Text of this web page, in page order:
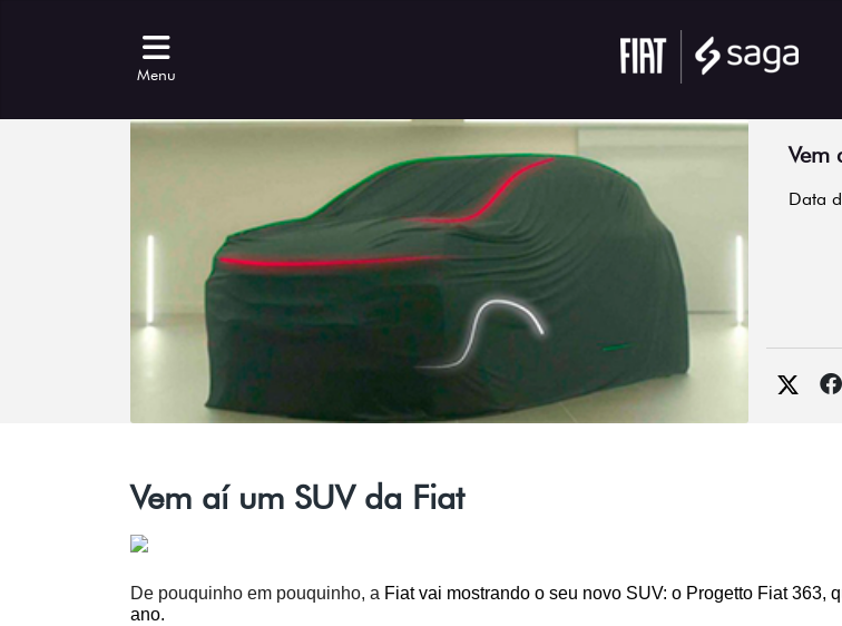
Menu
Vem
Data
Vem aí um SUV da Fiat
De pouquinho em pouquinho, a Fiat vai mostrando o seu novo SUV: o Progetto Fiat
ano.